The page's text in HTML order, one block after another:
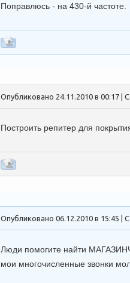
Поправлюсь - на 430-й частоте.
Опубликовано 24.11.2010 в 00:17 |
Построить репитер для
Опубликовано 06.12.2010 в 15:45 |
Люди помогите найти
мои многочисленные звонки